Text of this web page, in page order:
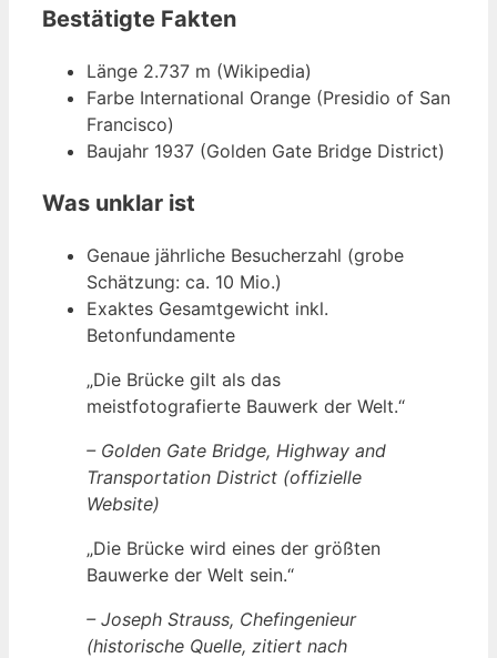
Bestätigte Fakten
Länge 2.737 m (Wikipedia)
Farbe International Orange (Presidio of San
Francisco)
Baujahr 1937 (Golden Gate Bridge District)
Was unklar ist
Genaue jährliche Besucherzahl (grobe
Schätzung: ca. 10 Mio.)
Exaktes Gesamtgewicht inkl.
Betonfundamente
„Die Brücke gilt als das
meistfotografierte Bauwerk der Welt.“
– Golden Gate Bridge, Highway and
Transportation District (offizielle
Website)
„Die Brücke wird eines der größten
Bauwerke der Welt sein.“
– Joseph Strauss, Chefingenieur
(historische Quelle, zitiert nach